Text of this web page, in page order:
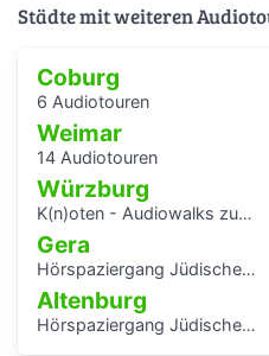
Städte mit weiteren
Coburg
6 Audiotouren
Weimar
14 Audiotouren
Würzburg
K(n)oten - Audiowalks zu den Wasserflüssen der Stadt
Gera
Hörspaziergang Jüdisches Leben und jüdische Geschichte in Gera
Altenburg
Hörspaziergang Jüdische Geschichte in Altenburg